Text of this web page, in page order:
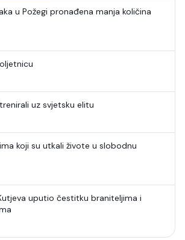
u Požegi pronađena manja količina
uz svjetsku elitu
koji su utkali živote u slobodnu
uputio čestitku braniteljima i